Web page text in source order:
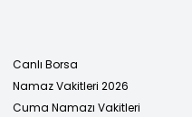
Canlı Borsa
Namaz Vakitleri 2026
Cuma Namazı Vakitleri